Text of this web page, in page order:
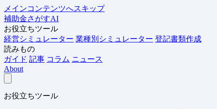
メインコンテンツへスキップ
補助金さがすAI
お役立ちツール
経営シミュレーター 業種別シミュレーター 登記書類作成
読みもの
ガイド 記事 コラム ニュース
About
お役立ちツール